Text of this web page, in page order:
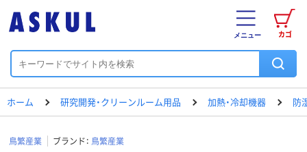
カゴ
メニュー
ホーム 研究開発・クリーンルーム用品 加熱・冷却機器 防
鳥繁産業 ブランド： 鳥繁産業